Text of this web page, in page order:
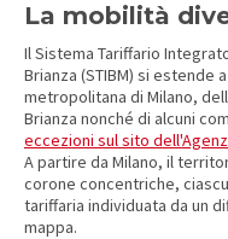
La mobilità
Il Sistema Tariffario
Brianza (STIBM) si estende
metropolitana di Milano,
Brianza nonché di alcuni
eccezioni sul sito
A partire da Milano, il
corone concentriche,
tariffaria individuata da un
mappa.